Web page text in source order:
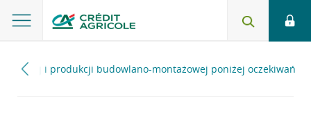
i produkcji budowlano-montażowej poniżej oczekiwań